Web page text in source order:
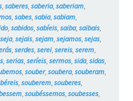
, saberes, saberia, saberiam,
, sabes, sabia, sabiam,
, sabidos, sabíeis, saiba, saibais,
seja, sejais, sejam, sejamos, sejas,
, serdes, serei, sereis, serem,
, serias, seríeis, sermos, sida, sidas,
, souber, soubera, souberam,
, souberem, souberes,
, soubéssemos, soubesses,